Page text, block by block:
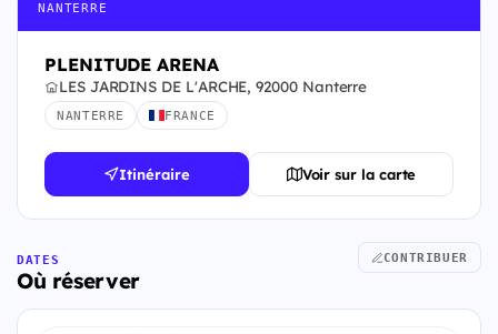
NANTERRE
PLENITUDE ARENA
LES JARDINS DE L'ARCHE, 92000 Nanterre
NANTERRE FRANCE
Itinéraire Voir sur la carte
DATES
Où réserver
CONTRIBUER